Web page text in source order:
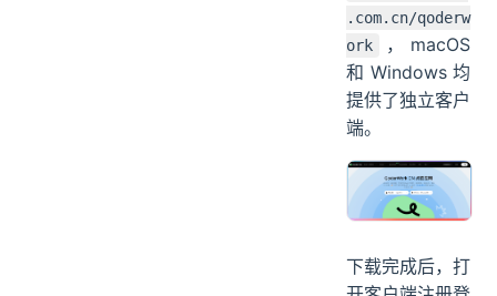
.com.cn/qoderw
ork
，macOS
和 Windows 均
提供了独立客户
端。
下载完成后，打